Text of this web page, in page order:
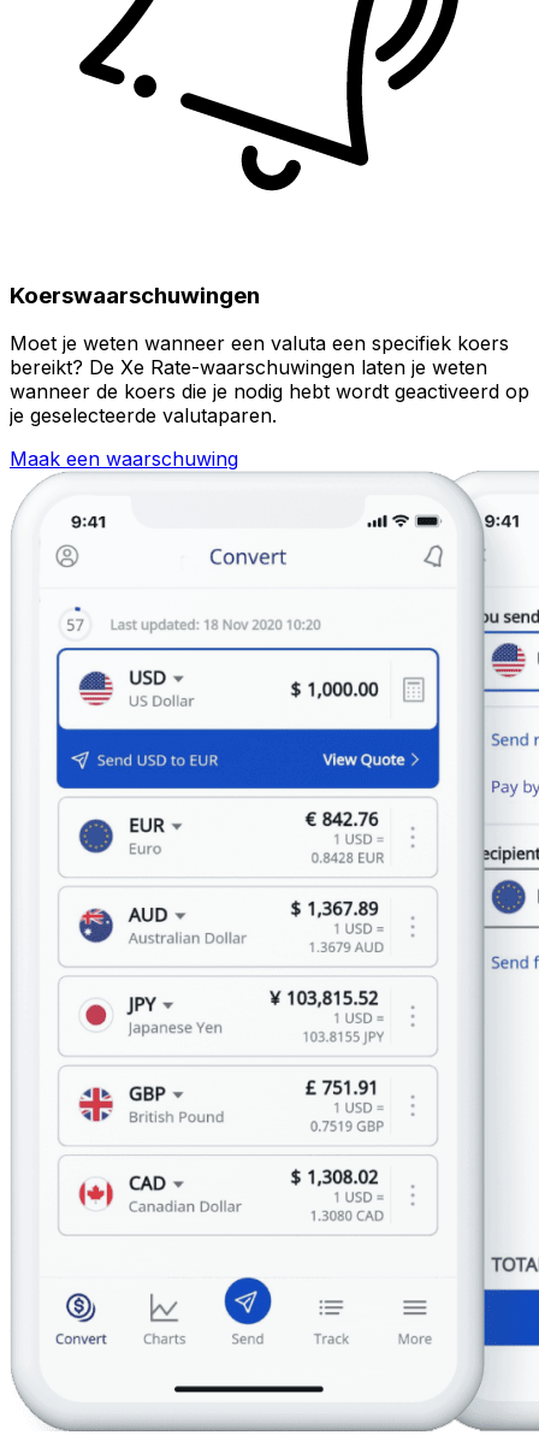
Koerswaarschuwingen
Moet je weten wanneer een valuta een specifiek koers
bereikt? De Xe Rate-waarschuwingen laten je weten
wanneer de koers die je nodig hebt wordt geactiveerd op
je geselecteerde valutaparen.
Maak een waarschuwing